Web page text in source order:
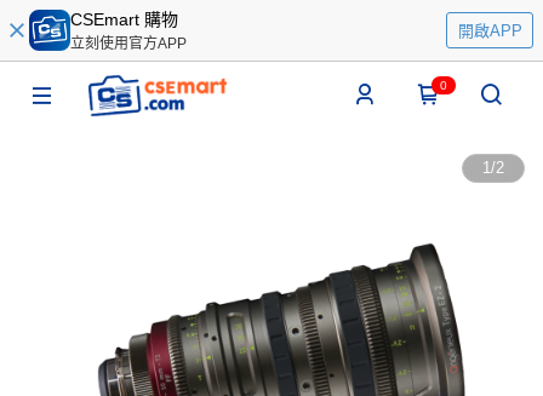
CSEmart 購物
立刻使用官方APP
開啟APP
0
1/2